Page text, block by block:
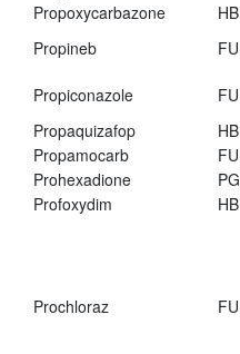
Propoxycarbazone
HB
Propineb
FU
Propiconazole FU
Propaquizafop
HB
Propamocarb
FU
Prohexadione
PG
Profoxydim
HB
Prochloraz FU